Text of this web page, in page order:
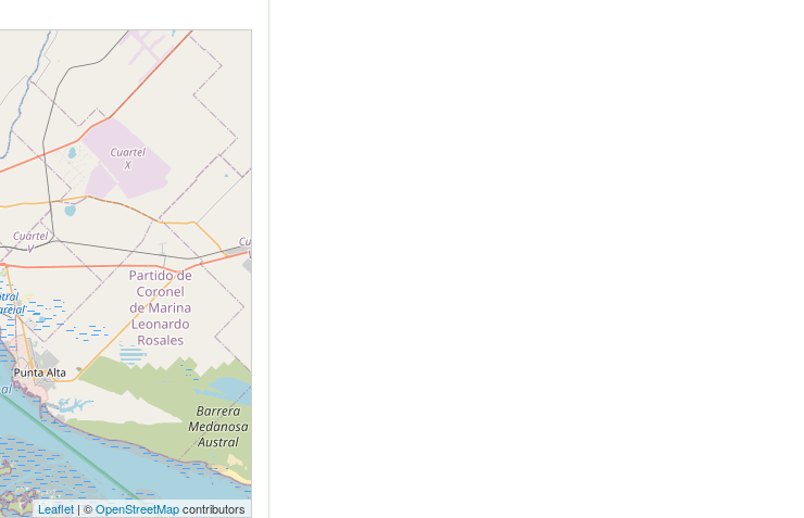
Leaflet| ©OpenStreetMapcontributors